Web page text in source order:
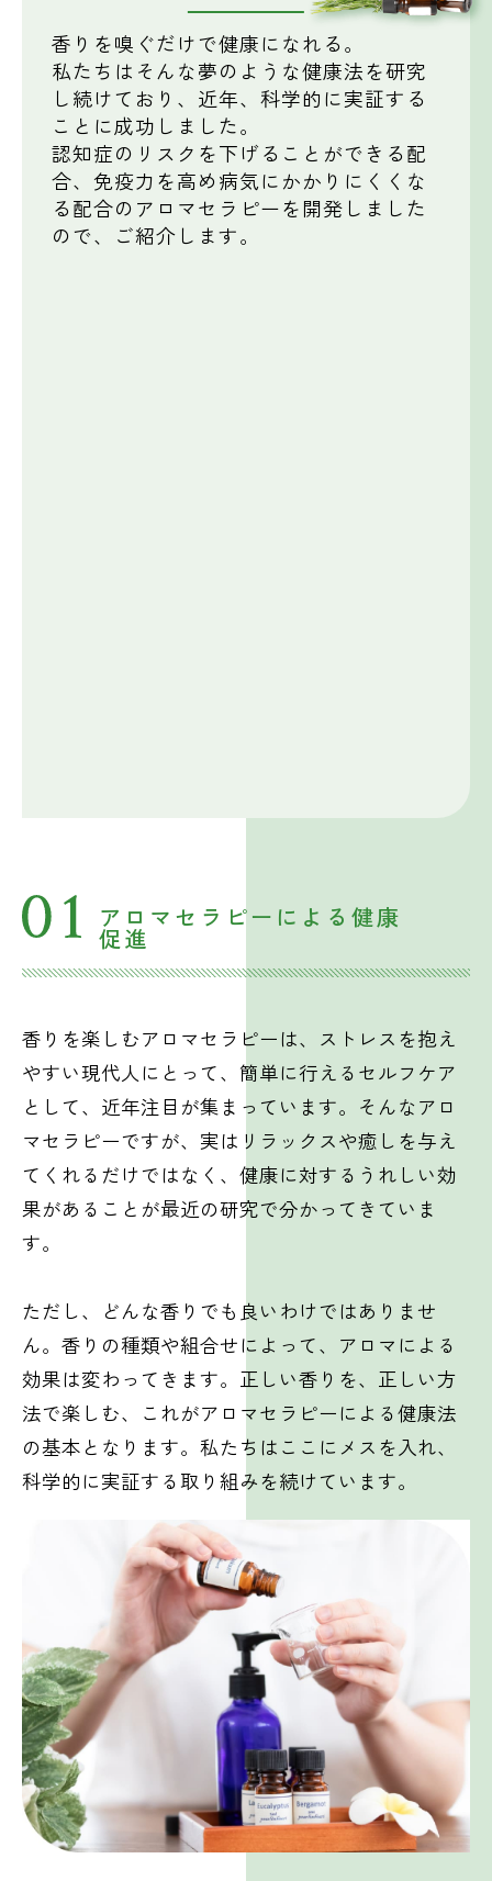
香りを嗅ぐだけで健康になれる。
私たちはそんな夢のような健康法を研究
し続けており、近年、科学的に実証する
ことに成功しました。
認知症のリスクを下げることができる配
合、免疫力を高め病気にかかりにくくな
る配合のアロマセラピーを開発しました
ので、ご紹介します。
アロマセラピーによる健康
促進
香りを楽しむアロマセラピーは、ストレスを抱え
やすい現代人にとって、簡単に行えるセルフケア
として、近年注目が集まっています。そんなアロ
マセラピーですが、実はリラックスや癒しを与え
てくれるだけではなく、健康に対するうれしい効
果があることが最近の研究で分かってきていま
す。
ただし、どんな香りでも良いわけではありませ
ん。香りの種類や組合せによって、アロマによる
効果は変わってきます。正しい香りを、正しい方
法で楽しむ、これがアロマセラピーによる健康法
の基本となります。私たちはここにメスを入れ、
科学的に実証する取り組みを続けています。